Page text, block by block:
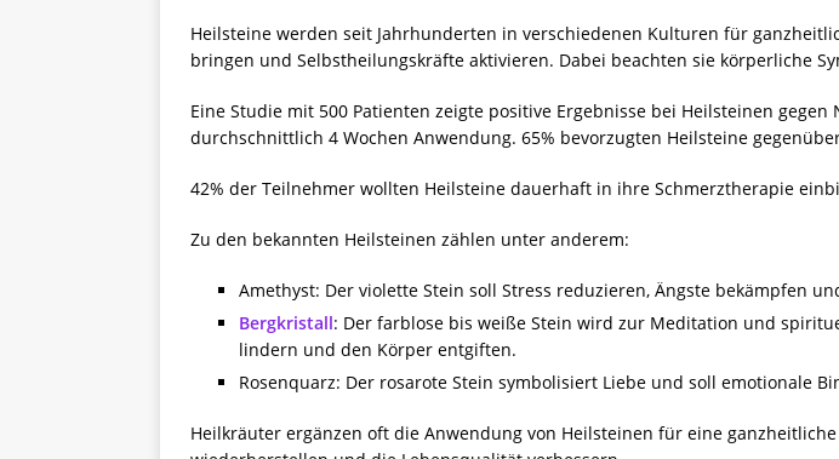
Heilsteine werden seit Jahrhunderten in verschiedenen Kulturen für
bringen und Selbstheilungskräfte aktivieren. Dabei beachten sie körperliche
Eine Studie mit 500 Patienten zeigte positive Ergebnisse bei Heilsteinen
durchschnittlich 4 Wochen Anwendung. 65% bevorzugten Heilsteine
42% der Teilnehmer wollten Heilsteine dauerhaft in ihre Schmerztherapie
Zu den bekannten Heilsteinen zählen unter anderem:
Amethyst: Der violette Stein soll Stress reduzieren, Ängste bekämpfen
Bergkristall: Der farblose bis weiße Stein wird zur Meditation und
lindern und den Körper entgiften.
Rosenquarz: Der rosarote Stein symbolisiert Liebe und soll emotionale
Heilkräuter ergänzen oft die Anwendung von Heilsteinen für eine